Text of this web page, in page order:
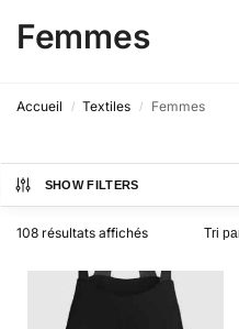
Femmes
Accueil / Textiles / Femmes
SHOW FILTERS
108 résultats affichés